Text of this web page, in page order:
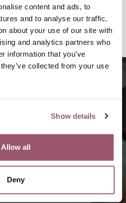
content and ads, to
and to analyse our traffic.
about your use of our site with
and analytics partners who
information that you’ve
collected from your use
Show details
Allow all
Deny
våld och förtryck.